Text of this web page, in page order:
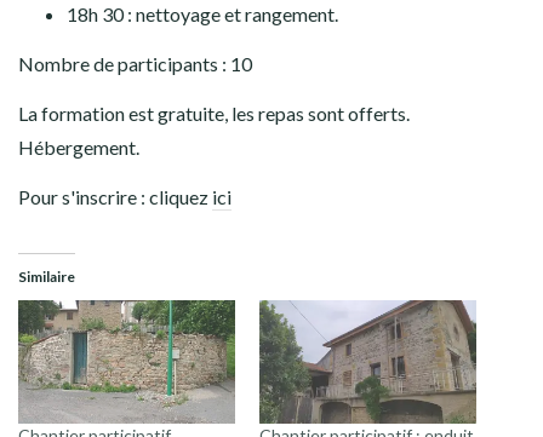
18h 30 : nettoyage et rangement.
Nombre de participants : 10
La formation est gratuite, les repas sont offerts.
Hébergement.
Pour s'inscrire : cliquez ici
Similaire